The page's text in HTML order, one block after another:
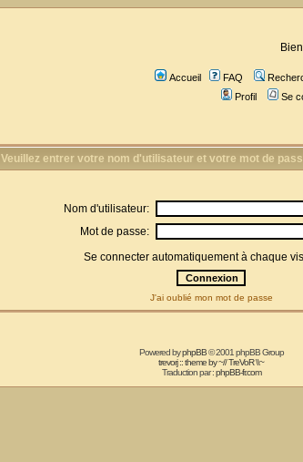
Accueil FAQ
Profil
Se
Veuillez entrer votre nom d'utilisateur et votre mot de
Nom d'utilisateur:
Mot de passe:
Se connecter automatiquement à chaque
J'ai oublié mon mot de passe
Powered byphpBB© 2001 phpBB Group
trevorj :: theme by ~// TreVoR \\~
Traduction par :phpBB-fr.com